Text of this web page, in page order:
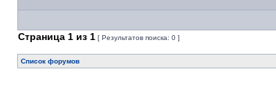
Страница 1 из 1 [ Результатов поиска: 0 ]
Список форумов